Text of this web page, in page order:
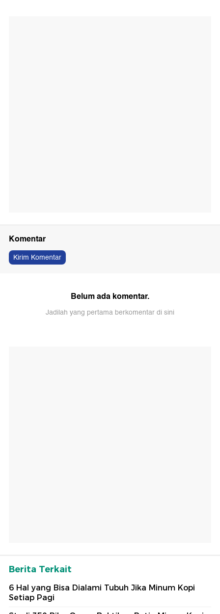
Komentar
Kirim Komentar
Belum ada komentar.
Jadilah yang pertama berkomentar di sini
Berita Terkait
6 Hal yang Bisa Dialami Tubuh Jika Minum Kopi
Setiap Pagi